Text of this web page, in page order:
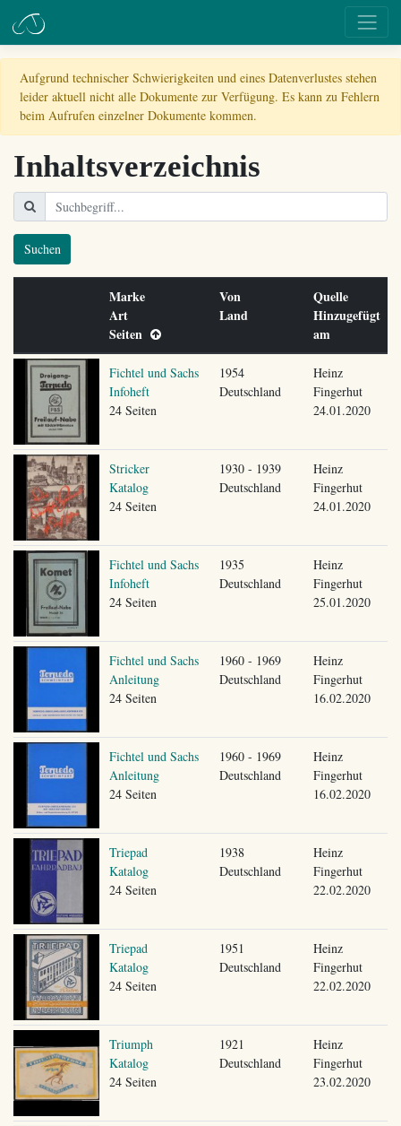
Aufgrund technischer Schwierigkeiten und eines Datenverlustes stehen
leider aktuell nicht alle Dokumente zur Verfügung. Es kann zu Fehlern
beim Aufrufen einzelner Dokumente kommen.
Inhaltsverzeichnis
Suchen
Marke
Art
Seiten
Von
Land
Quelle
Hinzugefügt
am
Fichtel und Sachs
Infoheft
24 Seiten
1954
Deutschland
Heinz
Fingerhut
24.01.2020
Stricker
Katalog
24 Seiten
1930 - 1939
Deutschland
Heinz
Fingerhut
24.01.2020
Fichtel und Sachs
Infoheft
24 Seiten
1935
Deutschland
Heinz
Fingerhut
25.01.2020
Fichtel und Sachs
Anleitung
24 Seiten
1960 - 1969
Deutschland
Heinz
Fingerhut
16.02.2020
Fichtel und Sachs
Anleitung
24 Seiten
1960 - 1969
Deutschland
Heinz
Fingerhut
16.02.2020
Triepad
Katalog
24 Seiten
1938
Deutschland
Heinz
Fingerhut
22.02.2020
Triepad
Katalog
24 Seiten
1951
Deutschland
Heinz
Fingerhut
22.02.2020
Triumph
Katalog
24 Seiten
1921
Deutschland
Heinz
Fingerhut
23.02.2020